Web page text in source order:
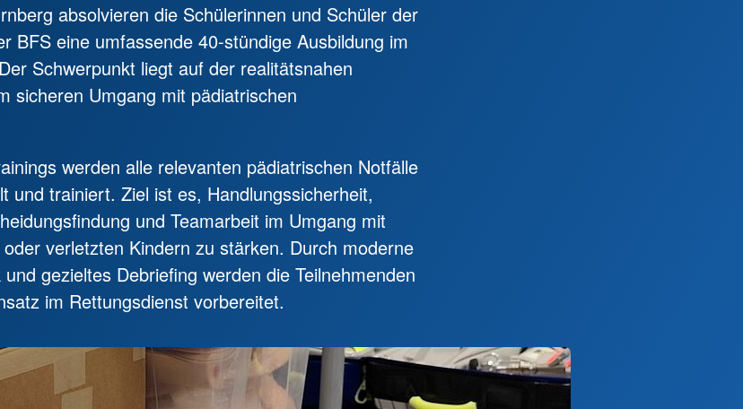
absolvieren die Schülerinnen und Schüler der
BFS eine umfassende 40-stündige Ausbildung im
Schwerpunkt liegt auf der realitätsnahen
sicheren Umgang mit pädiatrischen
werden alle relevanten pädiatrischen Notfälle
und trainiert. Ziel ist es, Handlungssicherheit,
und Teamarbeit im Umgang mit
verletzten Kindern zu stärken. Durch moderne
gezieltes Debriefing werden die Teilnehmenden
im Rettungsdienst vorbereitet.